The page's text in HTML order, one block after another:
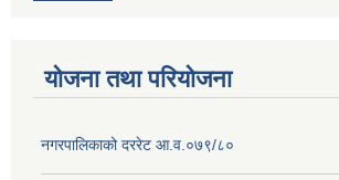
योजना तथा परियोजना
नगरपालिकाको दररेट आ.व.०७९/८०